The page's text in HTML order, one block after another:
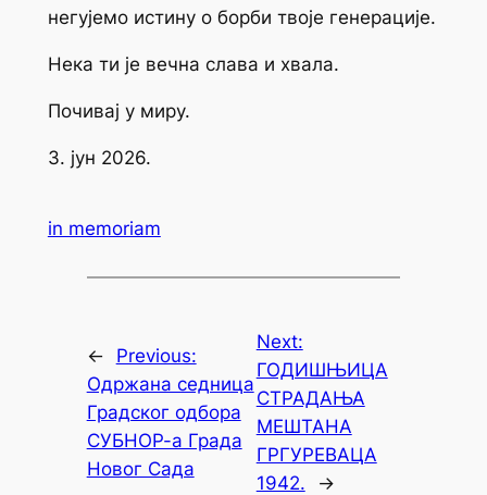
негујемо истину о борби твоје генерације.
Нека ти је вечна слава и хвала.
Почивај у миру.
3. јун 2026.
in memoriam
←
Previous:
Одржана седница
Градског одбора
СУБНОР-а Града
Новог Сада
Next:
ГОДИШЊИЦА
СТРАДАЊА
МЕШТАНА
ГРГУРЕВАЦА
1942.
→